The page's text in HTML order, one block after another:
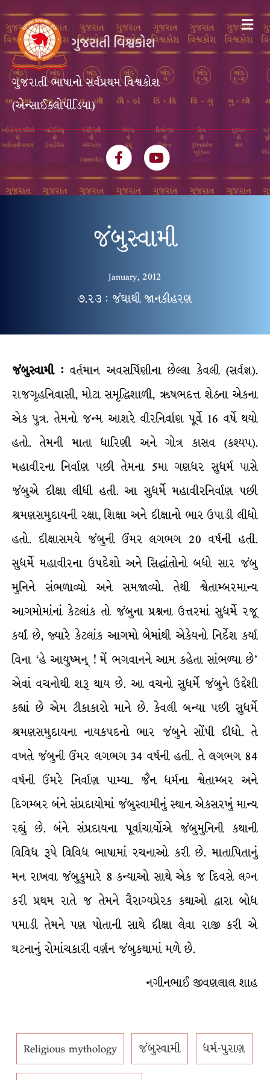
ગુજરાતી ભાષાનો સર્વપ્રથમ વિશ્વકોશ
(એન્સાઈક્લોપીડિયા)
FacebookYoutube
જંબુસ્વામી
January, 2012
૭.૨૩ : જંઘાથી જાનકીહરણ
જંબુસ્વામી : વર્તમાન અવસર્પિણીના છેલ્લા કેવલી (સર્વજ્ઞ).
રાજગૃહનિવાસી, મોટા સમૃદ્ધિશાળી, ઋષભદત્ત શેઠના એકના
એક પુત્ર. તેમનો જન્મ આશરે વીરનિર્વાણ પૂર્વે 16 વર્ષે થયો
હતો. તેમની માતા ધારિણી અને ગોત્ર કાસવ (કશ્યપ).
મહાવીરના નિર્વાણ પછી તેમના 5મા ગણધર સુધર્મ પાસે
જંબુએ દીક્ષા લીધી હતી. આ સુધર્મે મહાવીરનિર્વાણ પછી
શ્રમણસમુદાયની રક્ષા, શિક્ષા અને દીક્ષાનો ભાર ઉપાડી લીધો
હતો. દીક્ષાસમયે જંબુની ઉંમર લગભગ 20 વર્ષની હતી.
સુધર્મે મહાવીરના ઉપદેશો અને સિદ્ધાંતોનો બધો સાર જંબુ
મુનિને સંભળાવ્યો અને સમજાવ્યો. તેથી શ્વેતામ્બરમાન્ય
આગમોમાંનાં કેટલાંક તો જંબુના પ્રશ્નના ઉત્તરમાં સુધર્મે રજૂ
કર્યાં છે, જ્યારે કેટલાંક આગમો બેમાંથી એકેયનો નિર્દેશ કર્યા
વિના ‘હે આયુષ્મન્ ! મેં ભગવાનને આમ કહેતા સાંભળ્યા છે’
એવાં વચનોથી શરૂ થાય છે. આ વચનો સુધર્મે જંબુને ઉદ્દેશી
કહ્યાં છે એમ ટીકાકારો માને છે. કેવલી બન્યા પછી સુધર્મે
શ્રમણસમુદાયના નાયકપદનો ભાર જંબુને સોંપી દીધો. તે
વખતે જંબુની ઉંમર લગભગ 34 વર્ષની હતી. તે લગભગ 84
વર્ષની ઉંમરે નિર્વાણ પામ્યા. જૈન ધર્મના શ્વેતામ્બર અને
દિગમ્બર બંને સંપ્રદાયોમાં જંબુસ્વામીનું સ્થાન એકસરખું માન્ય
રહ્યું છે. બંને સંપ્રદાયના પૂર્વાચાર્યોએ જંબુમુનિની કથાની
વિવિધ રૂપે વિવિધ ભાષામાં રચનાઓ કરી છે. માતાપિતાનું
મન રાખવા જંબુકુમારે 8 કન્યાઓ સાથે એક જ દિવસે લગ્ન
કરી પ્રથમ રાતે જ તેમને વૈરાગ્યપ્રેરક કથાઓ દ્વારા બોધ
પમાડી તેમને પણ પોતાની સાથે દીક્ષા લેવા રાજી કરી એ
ઘટનાનું રોમાંચકારી વર્ણન જંબુકથામાં મળે છે.
નગીનભાઈ જીવણલાલ શાહ
Religious mythology જંબુસ્વામી ધર્મ-પુરાણ